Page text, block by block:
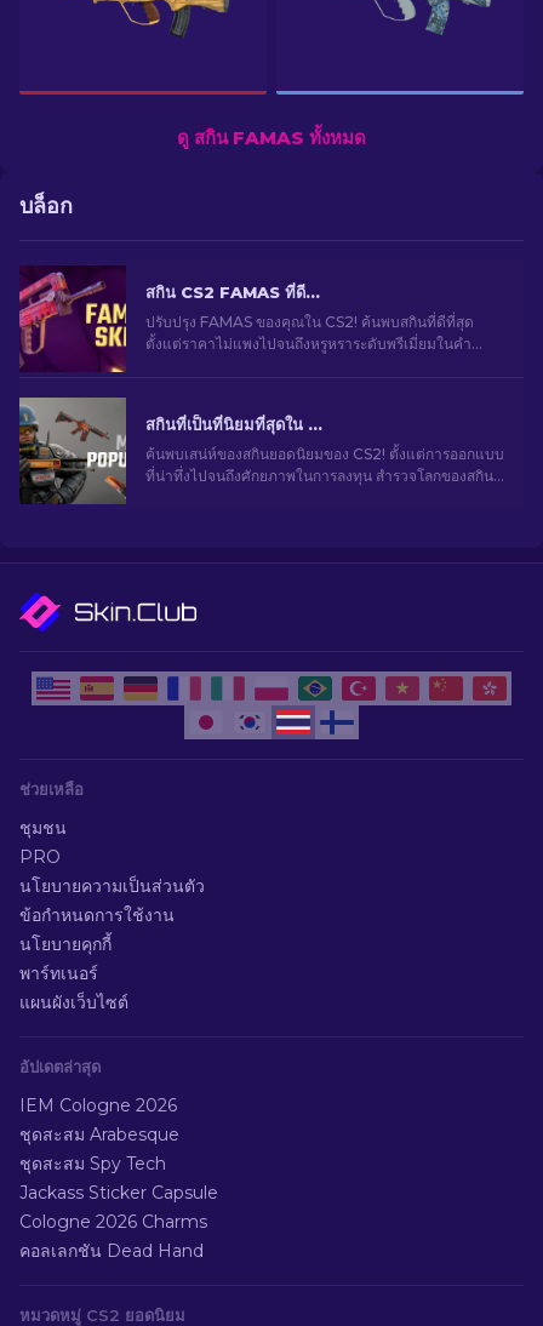
ดู สกิน FAMAS ทั้งหมด
บล็อก
สกิน CS2 FAMAS ที่ดีที่สุด: ราคาถูกไปแพงที่สุด [2026]
ปรับปรุง FAMAS ของคุณใน CS2! ค้นพบสกินที่ดีที่สุด
ตั้งแต่ราคาไม่แพงไปจนถึงหรูหราระดับพรีเมี่ยมในคำ
สกินที่เป็นที่นิยมที่สุดใน CS2
ค้นพบเสน่ห์ของสกินยอดนิยมของ CS2! ตั้งแต่การออกแบบ
ที่น่าทึ่งไปจนถึงศักยภาพในการลงทุน สำรวจโลกของสกิน
ช่วยเหลือ
ชุมชน
PRO
นโยบายความเป็นส่วนตัว
ข้อกำหนดการใช้งาน
นโยบายคุกกี้
พาร์ทเนอร์
แผนผังเว็บไซต์
อัปเดตล่าสุด
IEM Cologne 2026
ชุดสะสม Arabesque
ชุดสะสม Spy Tech
Jackass Sticker Capsule
Cologne 2026 Charms
คอลเลกชัน Dead Hand
หมวดหมู่ CS2 ยอดนิยม